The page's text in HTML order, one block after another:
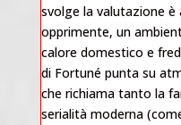
svolge la valutazione
opprimente, un
calore domestico e
di Fortuné punta su
che richiama tanto la
serialità moderna